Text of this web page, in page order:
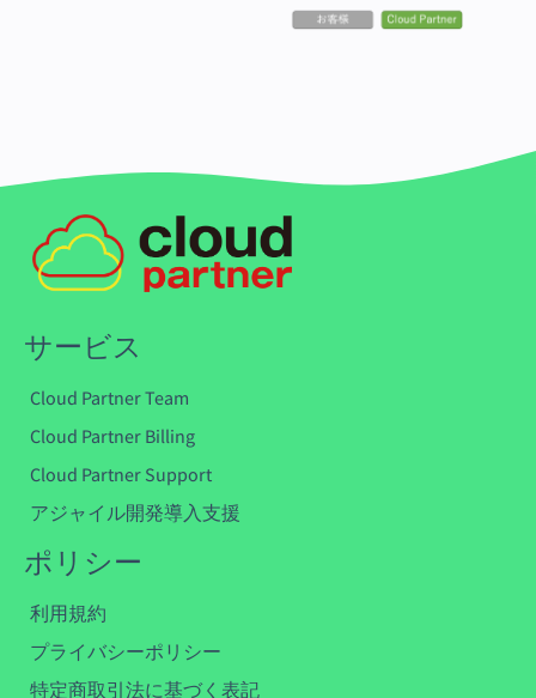
サービス
Cloud Partner Team
Cloud Partner Billing
Cloud Partner Support
アジャイル開発導入支援
ポリシー
利用規約
プライバシーポリシー
特定商取引法に基づく表記